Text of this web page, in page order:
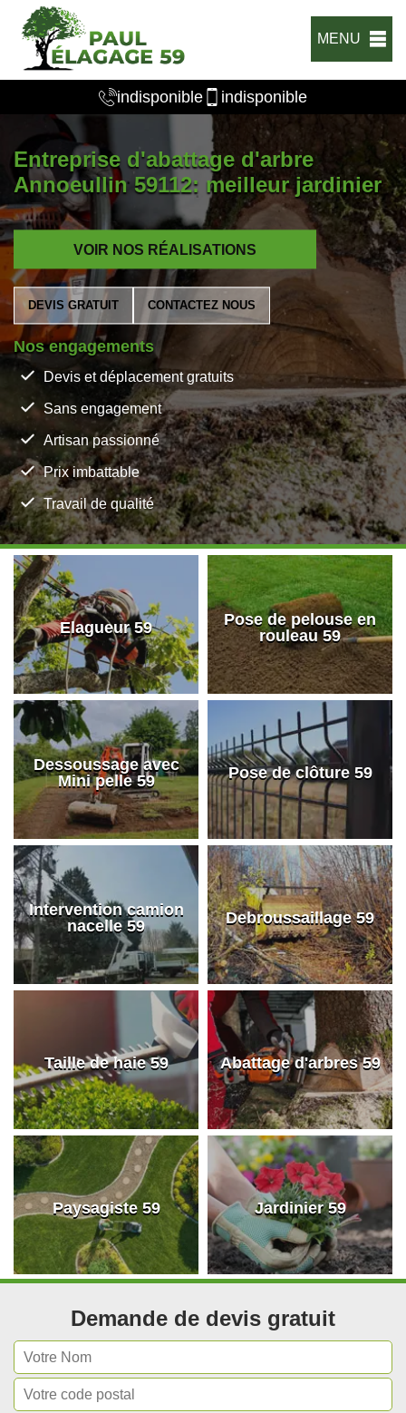
MENU
indisponible indisponible
Entreprise d'abattage d'arbre
Annoeullin 59112: meilleur jardinier
VOIR NOS RÉALISATIONS
DEVIS GRATUIT CONTACTEZ NOUS
Nos engagements
Devis et déplacement gratuits
Sans engagement
Artisan passionné
Prix imbattable
Travail de qualité
Elagueur 59
Pose de pelouse en
rouleau 59
Dessoussage avec
Mini pelle 59
Pose de clôture 59
Intervention camion
nacelle 59
Debroussaillage 59
Taille de haie 59 Abattage d'arbres 59
Paysagiste 59 Jardinier 59
Demande de devis gratuit